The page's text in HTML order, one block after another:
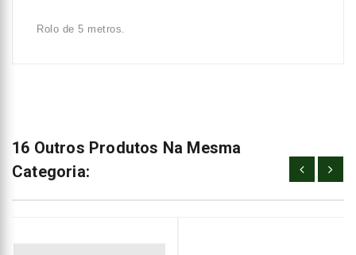
Rolo de 5 metros.
16 Outros Produtos Na Mesma
Categoria: